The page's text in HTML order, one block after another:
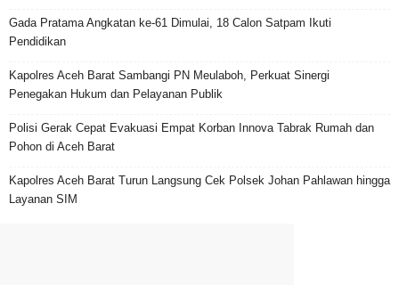
Gada Pratama Angkatan ke-61 Dimulai, 18 Calon Satpam Ikuti
Pendidikan
Kapolres Aceh Barat Sambangi PN Meulaboh, Perkuat Sinergi
Penegakan Hukum dan Pelayanan Publik
Polisi Gerak Cepat Evakuasi Empat Korban Innova Tabrak Rumah dan
Pohon di Aceh Barat
Kapolres Aceh Barat Turun Langsung Cek Polsek Johan Pahlawan hingga
Layanan SIM